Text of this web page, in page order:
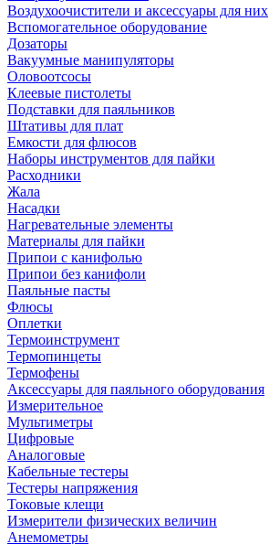
Воздухоочистители и аксессуары для них
Вспомогательное оборудование
Дозаторы
Вакуумные манипуляторы
Оловоотсосы
Клеевые пистолеты
Подставки для паяльников
Штативы для плат
Емкости для флюсов
Наборы инструментов для пайки
Расходники
Жала
Насадки
Нагревательные элементы
Материалы для пайки
Припои с канифолью
Припои без канифоли
Паяльные пасты
Флюсы
Оплетки
Термоинструмент
Термопинцеты
Термофены
Аксессуары для паяльного оборудования
Измерительное
Мультиметры
Цифровые
Аналоговые
Кабельные тестеры
Тестеры напряжения
Токовые клещи
Измерители физических величин
Анемометры